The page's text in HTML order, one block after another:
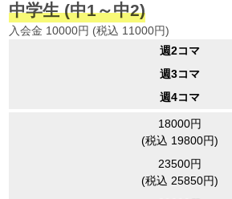
中学生(中1～中2)
入会金 10000円 (税込 11000円)
週2コマ
週3コマ
週4コマ
18000円
(税込 19800円)
23500円
(税込 25850円)